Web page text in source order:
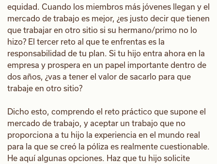
equidad. Cuando los miembros más jóvenes llegan y el
mercado de trabajo es mejor, ¿es justo decir que tienen
que trabajar en otro sitio si su hermano/primo no lo
hizo? El tercer reto al que te enfrentas es la
responsabilidad de tu plan. Si tu hijo entra ahora en la
empresa y prospera en un papel importante dentro de
dos años, ¿vas a tener el valor de sacarlo para que
trabaje en otro sitio?
Dicho esto, comprendo el reto práctico que supone el
mercado de trabajo, y aceptar un trabajo que no
proporciona a tu hijo la experiencia en el mundo real
para la que se creó la póliza es realmente cuestionable.
He aquí algunas opciones. Haz que tu hijo solicite